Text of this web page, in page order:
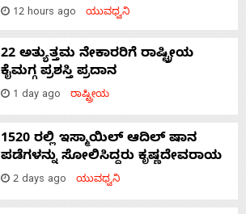
12 hours ago ಯುವಧ್ವನಿ
22 ಅತ್ಯುತ್ತಮ ನೇಕಾರರಿಗೆ ರಾಷ್ಟ್ರೀಯ
ಕೈಮಗ್ಗ ಪ್ರಶಸ್ತಿ ಪ್ರದಾನ
1 day ago ರಾಷ್ಟ್ರೀಯ
1520 ರಲ್ಲಿ ಇಸ್ಮಾಯಿಲ್ ಆದಿಲ್ ಷಾನ
ಪಡೆಗಳನ್ನು ಸೋಲಿಸಿದ್ದರು ಕೃಷ್ಣದೇವರಾಯ
2 days ago ಯುವಧ್ವನಿ